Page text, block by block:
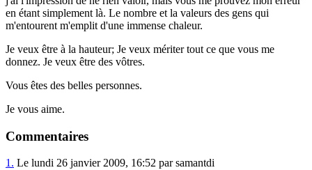
en étant simplement là. Le nombre et la valeurs des gens qui
m'entourent m'emplit d'une immense chaleur.
Je veux être à la hauteur; Je veux mériter tout ce que vous me
donnez. Je veux être des vôtres.
Vous êtes des belles personnes.
Je vous aime.
Commentaires
1. Le lundi 26 janvier 2009, 16:52 par samantdi